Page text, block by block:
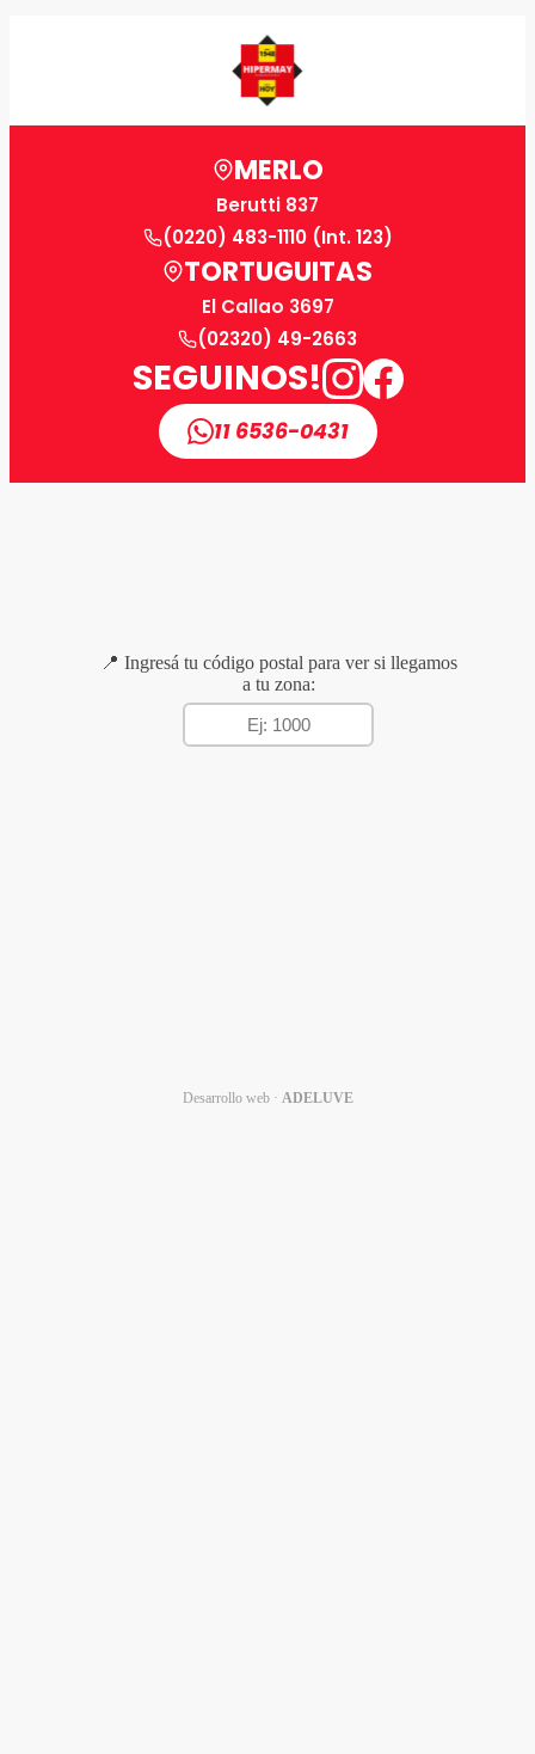
MERLO
Berutti 837
(0220) 483-1110 (Int. 123)
TORTUGUITAS
El Callao 3697
(02320) 49-2663
SEGUINOS!
11 6536-0431
📍 Ingresá tu código postal para ver si llegamos
a tu zona:
Desarrollo web · ADELUVE